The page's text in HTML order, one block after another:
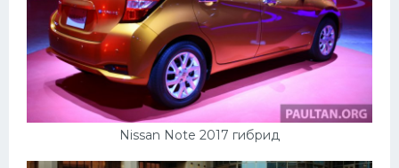
Nissan Note 2017 гибрид